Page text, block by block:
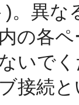
。異な
の各
いで
接続